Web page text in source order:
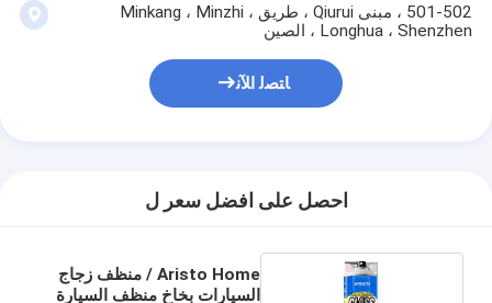
501-502 ، مبنى Qiurui ، طريق Minkang ، Minzhi ،
Longhua ، Shenzhen ، الصين
ﺎﺘﺼﻟ ﺍﻶﻧ
احصل على افضل سعر ل
Aristo Home / منظف زجاج
السيارات بخاخ منظف السيارة